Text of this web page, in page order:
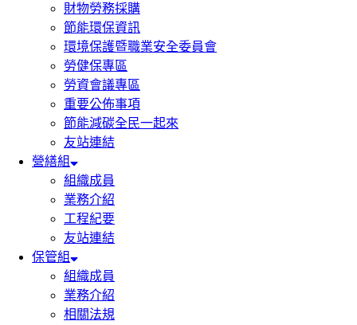
財物勞務採購
節能環保資訊
環境保護暨職業安全委員會
勞健保專區
勞資會議專區
重要公佈事項
節能減碳全民一起來
友站連結
營繕組
組織成員
業務介紹
工程紀要
友站連結
保管組
組織成員
業務介紹
相關法規